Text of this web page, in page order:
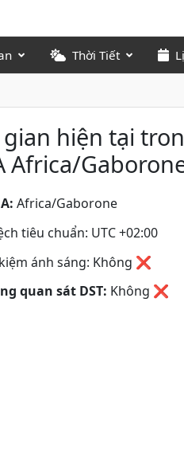
Thời Tiết
hiện tại
Africa/
Africa/Gaborone
tiêu chuẩn: UTC +02:00
ánh sáng: Không ❌
quan sát DST: Không ❌